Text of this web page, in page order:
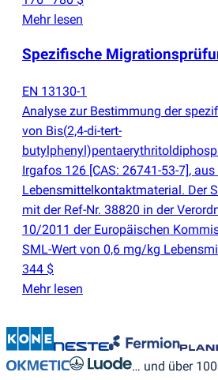
Mehr lesen
Spezifische
EN 13130-1
Analyse zur Bestimmung der
von Bis(2,4-di-tert-
Irgafos 126 [CAS: 26741-53-7], aus
Lebensmittelkontaktmaterial. Der
mit der Ref-Nr. 38820 in der
10/2011 der Europäischen
SML-Wert von 0,6 mg/kg
344 $
Mehr lesen
… und über